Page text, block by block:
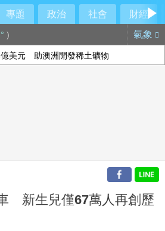
專題 政治 社會
財經
) 氣象
美元 助澳洲開發稀土礦物
新生兒僅67萬人再創歷